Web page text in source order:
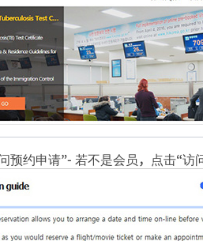
预约申请”- 若不是会员，点击“访